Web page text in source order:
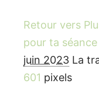
Retour vers
pour ta
juin 2023 La
601 pixels